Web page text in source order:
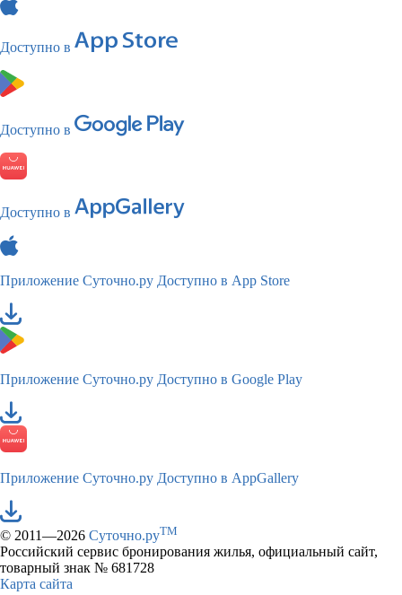
Доступно в
Доступно в
Доступно в
Приложение Суточно.ру Доступно в App Store
Приложение Суточно.ру Доступно в Google Play
Приложение Суточно.ру Доступно в AppGallery
© 2011—2026 Суточно.руTM
Российский сервис бронирования жилья, официальный сайт,
товарный знак № 681728
Карта сайта